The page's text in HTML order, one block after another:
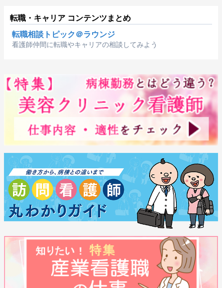
転職・キャリア コンテンツまとめ
転職相談トピック＠ラウンジ
看護師仲間に転職やキャリアの相談してみよう